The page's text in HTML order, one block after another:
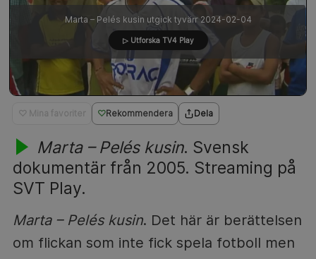
♡ Mina favoriter Rekommendera Dela
Marta – Pelés kusin. Svensk
dokumentär från 2005. Streaming på
SVT Play.
Marta – Pelés kusin. Det här är berättelsen
om flickan som inte fick spela fotboll men
Marta – Pelés kusin utgick tyvärr 2024-02-04
▷ Utforska TV4 Play